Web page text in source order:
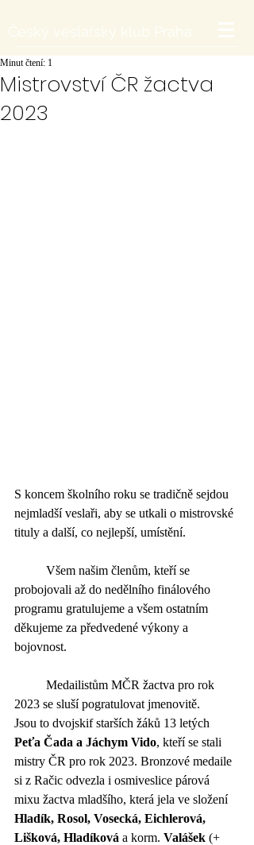
Mistrovství ČR žactva
2023
Minut čtení: 1
S koncem školního roku se tradičně sejdou
nejmladší veslaři, aby se utkali o mistrovské
tituly a další, co nejlepší, umístění.
probojovali až do nedělního finálového
programu gratulujeme a všem ostatním
děkujeme za předvedené výkony a
bojovnost.
2023 se sluší pogratulovat jmenovitě.
Jsou to dvojskif starších žáků 13 letých
Peťa Čada a Jáchym Vido, kteří se stali
mistry ČR pro rok 2023. Bronzové medaile
si z Račic odvezla i osmiveslice párová
mixu žactva mladšího, která jela ve složení
Hladík, Rosol, Vosecká, Eichlerová,
Lišková, Hladíková a korm. Valášek (+